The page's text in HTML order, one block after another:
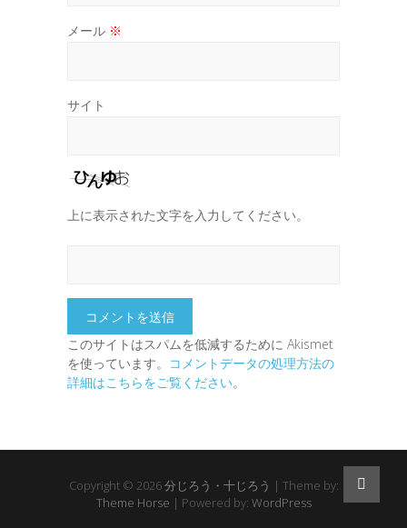
メール ※
サイト
上に表示された文字を入力してください。
このサイトはスパムを低減するために Akismet
を使っています。 コメントデータの処理方法の
詳細はこちらをご覧ください。
Copyright © 2026分じろう・十じろう | Theme by:
Theme Horse | Powered by: WordPress